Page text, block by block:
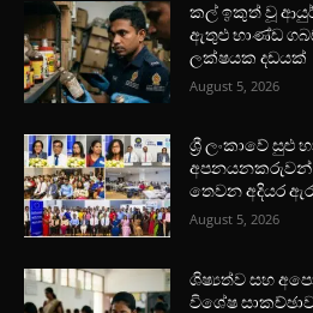
කල් ඉකුත් වූ
ඇතුළු භාණ්ඩ
ලක්ෂයක දඩයක්
August 5, 2026
ශ්‍රී ලංකාවේ සුළු
අපනයනකරුවන්
තෙවන අදියර
August 5, 2026
ශිෂ්‍යත්ව සහ
විශේෂ